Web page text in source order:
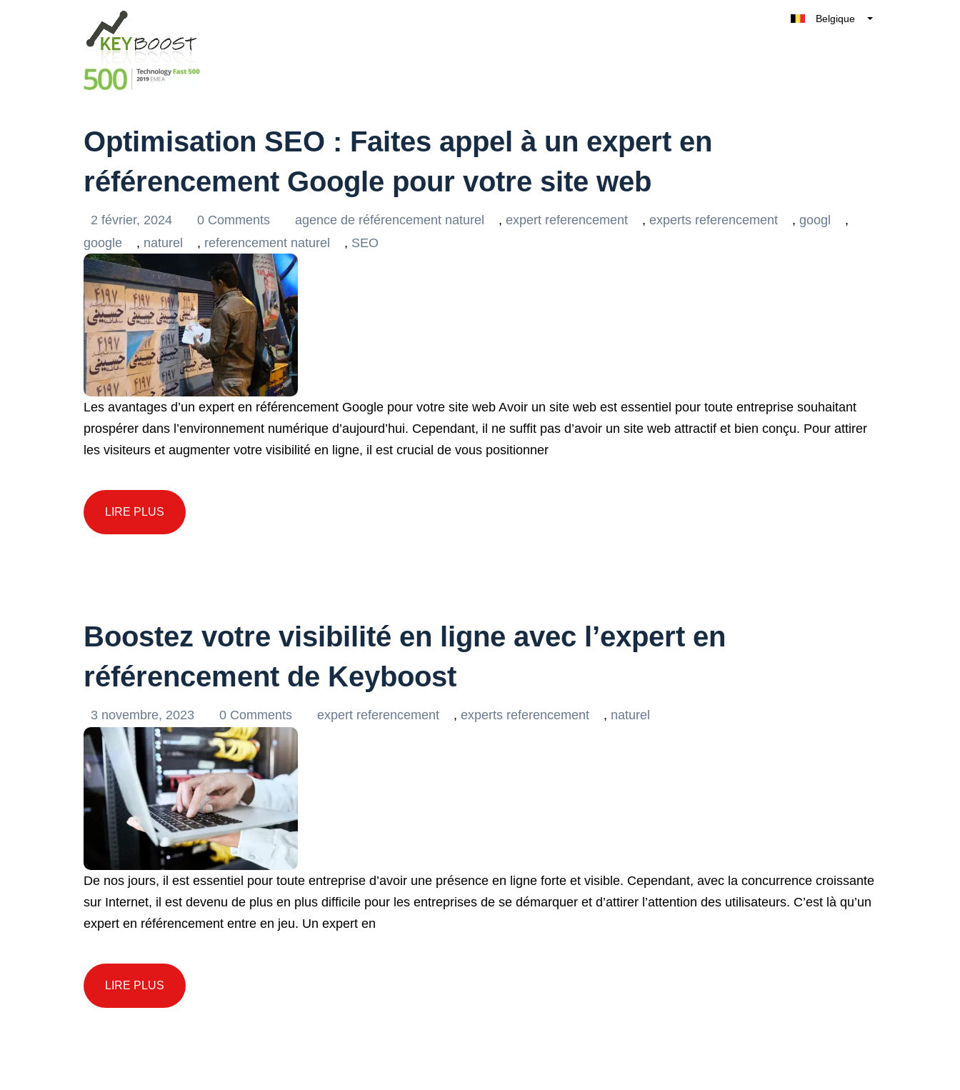
Belgique
Optimisation SEO : Faites appel à un expert en
référencement Google pour votre site web
2 février, 2024 0 Comments agence de référencement naturel , expert referencement , experts referencement , googl
,
google
, naturel , referencement naturel , SEO
Les avantages d’un expert en référencement Google pour votre site web Avoir un site web est essentiel pour toute entreprise souhaitant
prospérer dans l’environnement numérique d’aujourd’hui. Cependant, il ne suffit pas d’avoir un site web attractif et bien conçu. Pour attirer
les visiteurs et augmenter votre visibilité en ligne, il est crucial de vous positionner
LIRE PLUS
Boostez votre visibilité en ligne avec l’expert en
référencement de Keyboost
3 novembre, 2023 0 Comments expert referencement , experts referencement , naturel
De nos jours, il est essentiel pour toute entreprise d’avoir une présence en ligne forte et visible. Cependant, avec la concurrence croissante
sur Internet, il est devenu de plus en plus difficile pour les entreprises de se démarquer et d’attirer l’attention des utilisateurs. C’est là qu’un
expert en référencement entre en jeu. Un expert en
LIRE PLUS